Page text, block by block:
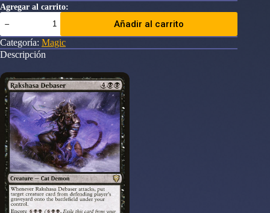
Agregar al carrito:
Rakshasa
Debaser
Commander
Legends
cantidad
Añadir al carrito
Categoría: Magic
Descripción